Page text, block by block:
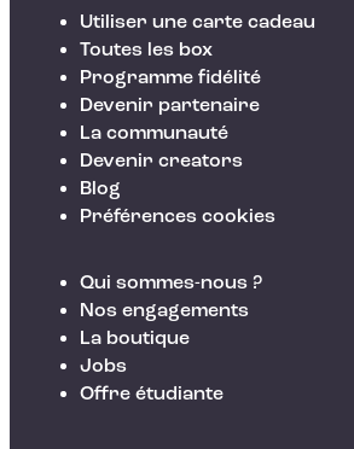
Utiliser une carte cadeau
Toutes les box
Programme fidélité
Devenir partenaire
La communauté
Devenir creators
Blog
Préférences cookies
Qui sommes-nous ?
Nos engagements
La boutique
Jobs
Offre étudiante